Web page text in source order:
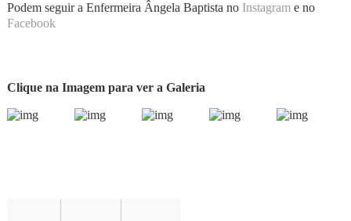
Podem seguir a Enfermeira Ângela Baptista no Instagrame no
Facebook
Clique na Imagem para ver a Galeria